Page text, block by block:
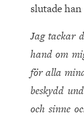
slutade
Jag tackar
hand om
för alla
beskydd
och sinne